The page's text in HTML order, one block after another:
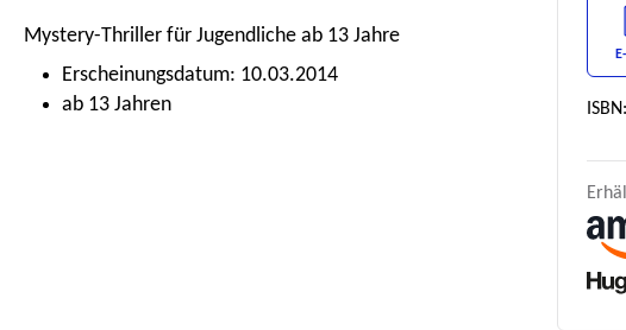
Mystery-Thriller für Jugendliche ab 13 Jahre
Erscheinungsdatum: 10.03.2014
ab 13 Jahren